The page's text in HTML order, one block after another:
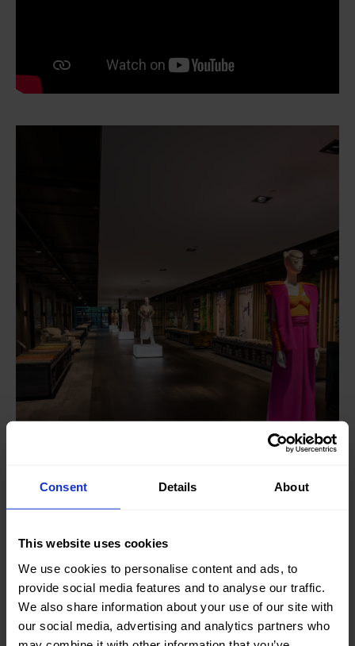
Consent Details About
This website uses cookies
We use cookies to personalise content and ads, to
provide social media features and to analyse our traffic.
We also share information about your use of our site with
our social media, advertising and analytics partners who